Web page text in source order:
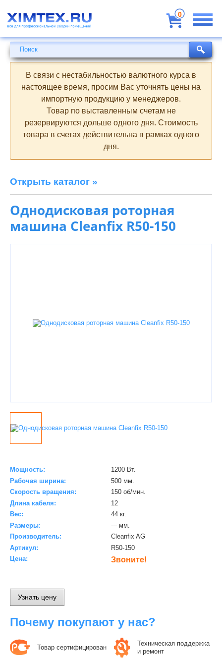
для
профессиональной
уборки
помещений
Поиск
В связи с нестабильностью валютного курса в
настоящее время, просим Вас уточнять цены на
импортную продукцию у менеджеров.
Товар по выставленным счетам не
резервируются дольше одного дня. Стоимость
товара в счетах действительна в рамках одного
дня.
Открыть каталог »
Однодисковая роторная
машина Cleanfix R50-150
Мощность:
1200 Вт.
Рабочая ширина:
500 мм.
Скорость вращения:
150 об/мин.
Длина кабеля:
12
Вес:
44 кг.
Размеры:
--- мм.
Производитель:
Cleanfix AG
Артикул:
R50-150
Цена:
Звоните!
Узнать цену
Почему покупают у нас?
Товар сертифицирован
Техническая поддержка
и ремонт
Поиск
0